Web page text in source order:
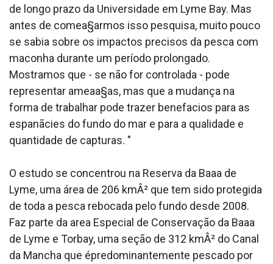
de longo prazo da Universidade em Lyme Bay. Mas
antes de comea§armos isso pesquisa, muito pouco
se sabia sobre os impactos precisos da pesca com
maconha durante um período prolongado.
Mostramos que - se não for controlada - pode
representar ameaa§as, mas que a mudança na
forma de trabalhar pode trazer benefa­cios para as
espanãcies do fundo do mar e para a qualidade e
quantidade de capturas. "
O estudo se concentrou na Reserva da Baa­a de
Lyme, uma área de 206 kmÂ² que tem sido protegida
de toda a pesca rebocada pelo fundo desde 2008.
Faz parte da area Especial de Conservação da Baa­a
de Lyme e Torbay, uma seção de 312 kmÂ² do Canal
da Mancha que épredominantemente pescado por